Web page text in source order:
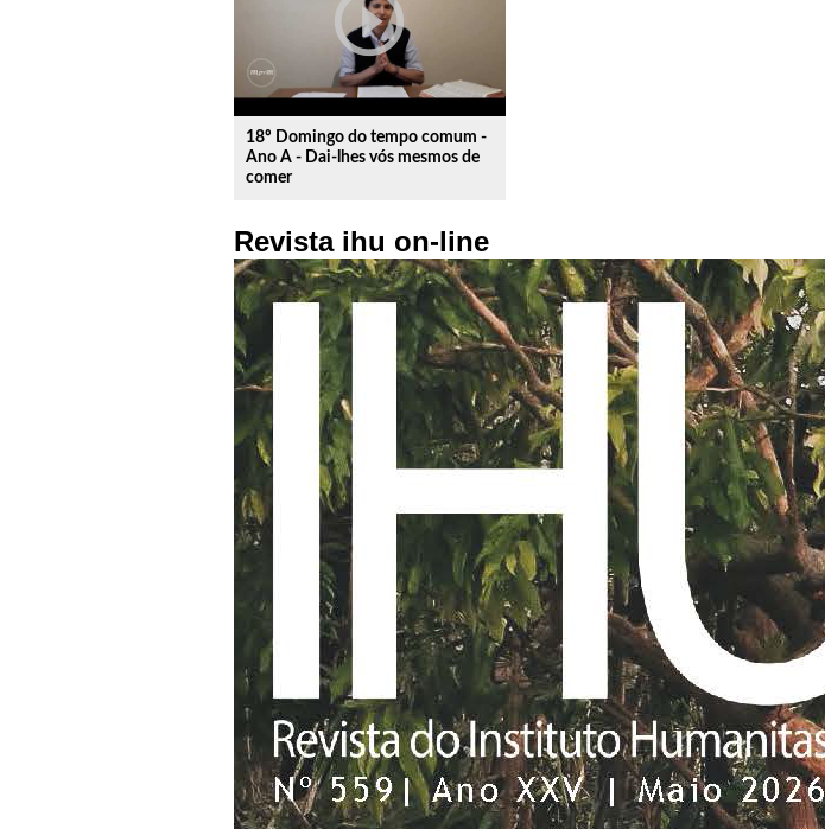
play_circle_outline
18º Domingo do tempo comum -
Ano A - Dai-lhes vós mesmos de
comer
Revista ihu on-line